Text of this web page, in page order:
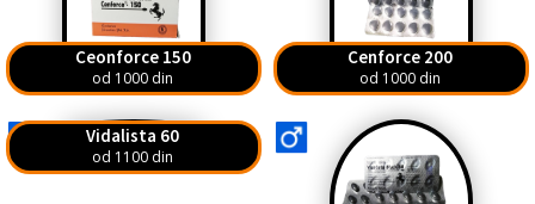
Ceonforce 150
od 1000 din
Cenforce 200
od 1000 din
Vidalista 60
od 1100 din